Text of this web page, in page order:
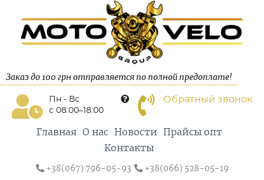
Заказ до 100 грн отправляется по полной предоплате!
Пн - Вс
с 08:00–18:00
Обратный звонок
Главная О нас Новости
Прайсы опт
Контакты
+38(067) 796-05-93
+38(066) 528-05-19